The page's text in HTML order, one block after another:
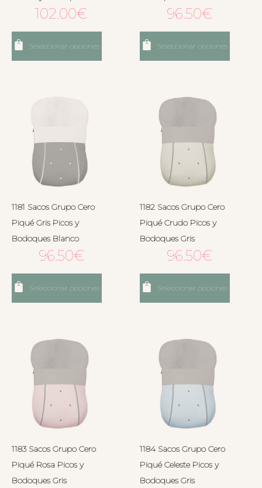
102.00€
Seleccionar opciones
96.50€
Seleccionar opciones
1181 Sacos Grupo Cero
Piqué Gris Picos y
Bodoques Blanco
96.50€
Seleccionar opciones
1182 Sacos Grupo Cero
Piqué Crudo Picos y
Bodoques Gris
96.50€
Seleccionar opciones
1183 Sacos Grupo Cero
Piqué Rosa Picos y
Bodoques Gris
1184 Sacos Grupo Cero
Piqué Celeste Picos y
Bodoques Gris